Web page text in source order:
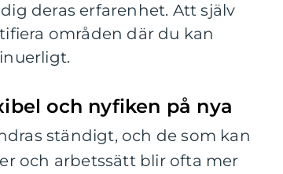
deras erfarenhet. Att själv
områden där du kan
och nyfiken på nya
ständigt, och de som kan
och arbetssätt blir ofta mer